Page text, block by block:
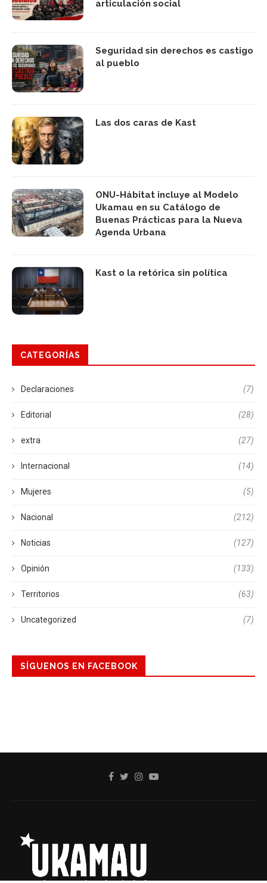
articulación social
Seguridad sin derechos es castigo
al pueblo
Las dos caras de Kast
ONU-Hábitat incluye al Modelo
Ukamau en su Catálogo de
Buenas Prácticas para la Nueva
Agenda Urbana
Kast o la retórica sin política
CATEGORÍAS
Declaraciones (7)
Editorial (28)
extra (27)
Internacional (14)
Mujeres (5)
Nacional (212)
Noticias (127)
Opinión (133)
Territorios (63)
Uncategorized (7)
SÍGUENOS EN FACEBOOK